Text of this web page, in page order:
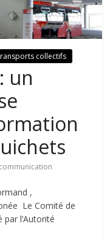
collectifs
un
,
Le Comité de
l’Autorité